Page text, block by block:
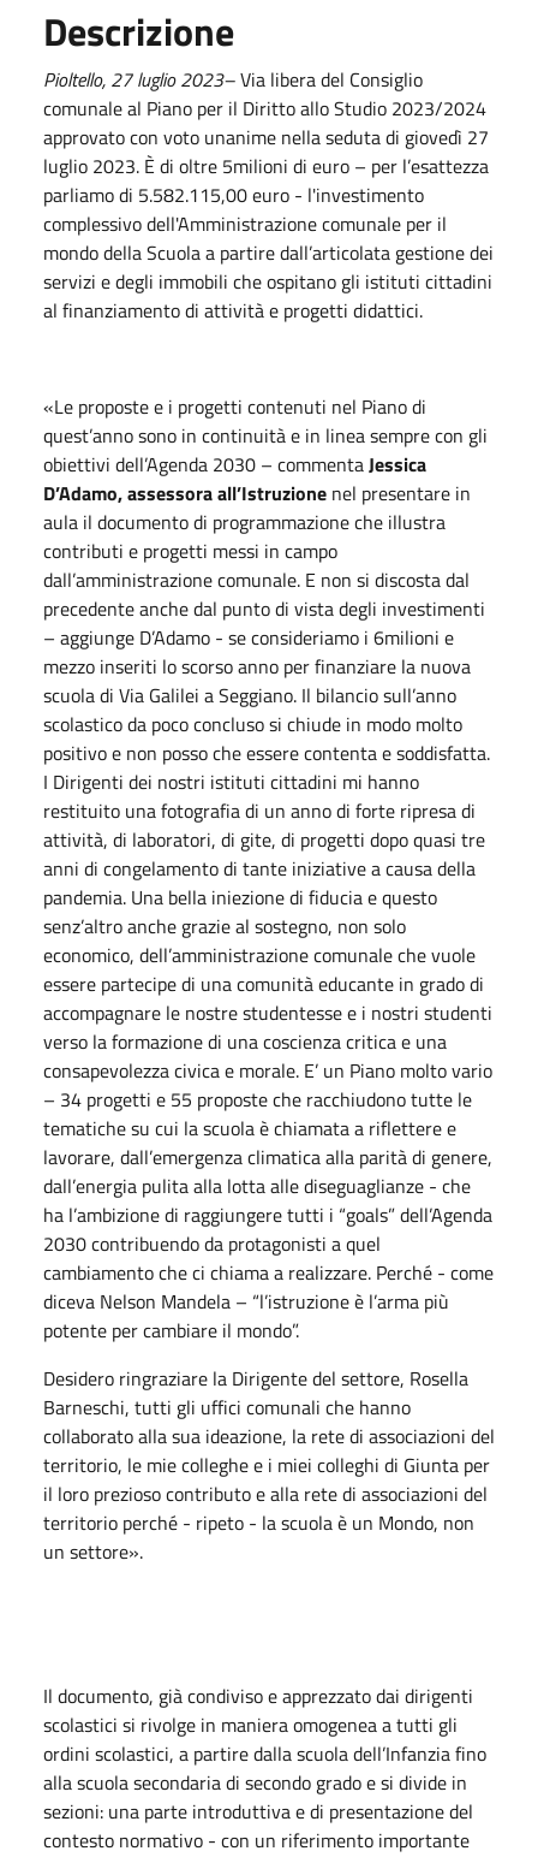
Descrizione
Pioltello, 27 luglio 2023–Via libera del Consiglio
comunale al Piano per il Diritto allo Studio 2023/2024
approvato con voto unanime nella seduta di giovedì 27
luglio 2023. È di oltre 5milioni di euro – per l’esattezza
parliamo di 5.582.115,00 euro - l'investimento
complessivo dell'Amministrazione comunale per il
mondo della Scuola a partire dall’articolata gestione dei
servizi e degli immobili che ospitano gli istituti cittadini
al finanziamento di attività e progetti didattici.
«Le proposte e i progetti contenuti nel Piano di
quest’anno sono in continuità e in linea sempre con gli
obiettivi dell’Agenda 2030 – commentaJessica
D’Adamo, assessora all’Istruzione nel presentare in
aula il documento di programmazione che illustra
contributi e progetti messi in campo
dall’amministrazione comunale. E non si discosta dal
precedente anche dal punto di vista degli investimenti
– aggiunge D’Adamo - se consideriamo i 6milioni e
mezzo inseriti lo scorso anno per finanziare la nuova
scuola di Via Galilei a Seggiano. Il bilancio sull’anno
scolastico da poco concluso si chiude in modo molto
positivo e non posso che essere contenta e soddisfatta.
I Dirigenti dei nostri istituti cittadini mi hanno
restituito una fotografia di un anno di forte ripresa di
attività, di laboratori, di gite, di progetti dopo quasi tre
anni di congelamento di tante iniziative a causa della
pandemia. Una bella iniezione di fiducia e questo
senz’altro anche grazie al sostegno, non solo
economico, dell’amministrazione comunale che vuole
essere partecipe di una comunità educante in grado di
accompagnare le nostre studentesse e i nostri studenti
verso la formazione di una coscienza critica e una
consapevolezza civica e morale. E’ un Piano molto vario
– 34 progetti e 55 proposte che racchiudono tutte le
tematiche su cui la scuola è chiamata a riflettere e
lavorare, dall’emergenza climatica alla parità di genere,
dall’energia pulita alla lotta alle diseguaglianze - che
ha l’ambizione di raggiungere tutti i “goals” dell’Agenda
2030 contribuendo da protagonisti a quel
cambiamento che ci chiama a realizzare. Perché - come
diceva Nelson Mandela – “l’istruzione è l’arma più
potente per cambiare il mondo”.
Desidero ringraziare la Dirigente del settore, Rosella
Barneschi, tutti gli uffici comunali che hanno
collaborato alla sua ideazione, la rete di associazioni del
territorio, le mie colleghe e i miei colleghi di Giunta per
il loro prezioso contributo e alla rete di associazioni del
territorio perché - ripeto - la scuola è un Mondo, non
un settore».
Il documento, già condiviso e apprezzato dai dirigenti
scolastici si rivolge in maniera omogenea a tutti gli
ordini scolastici, a partire dalla scuola dell’Infanzia fino
alla scuola secondaria di secondo grado e si divide in
sezioni: una parte introduttiva e di presentazione del
contesto normativo - con un riferimento importante